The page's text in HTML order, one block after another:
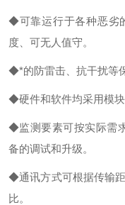
◆可靠运行于各种恶劣
度、可无人值守。
◆*的防雷击、抗干扰等
◆硬件和软件均采用模块
◆监测要素可按实际需
备的调试和升级。
◆通讯方式可根据传输
比。